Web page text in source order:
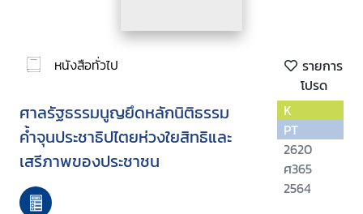
หนังสือทั่วไป
รายการ
โปรด
ศาลรัฐธรรมนูญยึดหลักนิติธรรม
ค้ำจุนประชาธิปไตยห่วงใยสิทธิและ
เสรีภาพของประชาชน
K
PT
2620
ศ365
2564